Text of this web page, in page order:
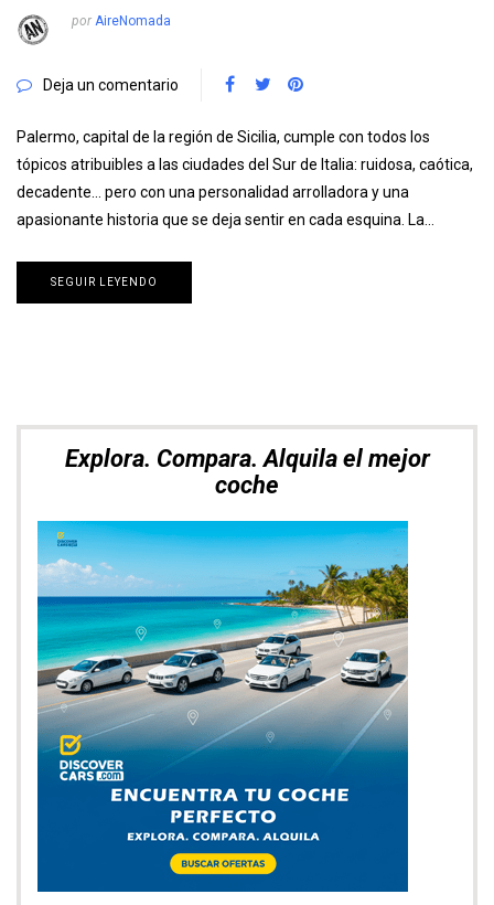
por AireNomada
Deja un comentario
Palermo, capital de la región de Sicilia, cumple con todos los
tópicos atribuibles a las ciudades del Sur de Italia: ruidosa, caótica,
decadente… pero con una personalidad arrolladora y una
apasionante historia que se deja sentir en cada esquina. La…
SEGUIR LEYENDO
Explora. Compara. Alquila el mejor
coche